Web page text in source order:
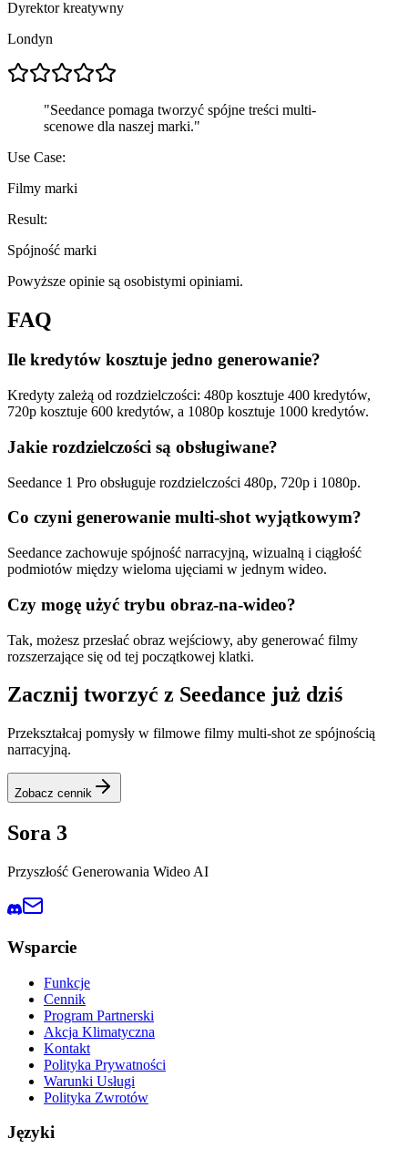
Dyrektor kreatywny
Londyn
"Seedance pomaga tworzyć spójne treści multi-
scenowe dla naszej marki."
Use Case:
Filmy marki
Result:
Spójność marki
Powyższe opinie są osobistymi opiniami.
FAQ
Ile kredytów kosztuje jedno generowanie?
Kredyty zależą od rozdzielczości: 480p kosztuje 400 kredytów,
720p kosztuje 600 kredytów, a 1080p kosztuje 1000 kredytów.
Jakie rozdzielczości są obsługiwane?
Seedance 1 Pro obsługuje rozdzielczości 480p, 720p i 1080p.
Co czyni generowanie multi-shot wyjątkowym?
Seedance zachowuje spójność narracyjną, wizualną i ciągłość
podmiotów między wieloma ujęciami w jednym wideo.
Czy mogę użyć trybu obraz-na-wideo?
Tak, możesz przesłać obraz wejściowy, aby generować filmy
rozszerzające się od tej początkowej klatki.
Zacznij tworzyć z Seedance już dziś
Przekształcaj pomysły w filmowe filmy multi-shot ze spójnością
narracyjną.
Zobacz cennik
Sora 3
Przyszłość Generowania Wideo AI
Wsparcie
Funkcje
Cennik
Program Partnerski
Akcja Klimatyczna
Kontakt
Polityka Prywatności
Warunki Usługi
Polityka Zwrotów
Języki